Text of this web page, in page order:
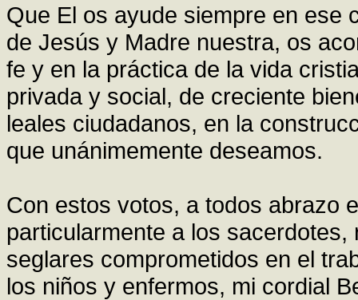
Que El os ayude siempre en ese
de Jesús y Madre nuestra, os
fe y en la práctica de la vida
privada y social, de creciente
leales ciudadanos, en la
que unánimemente deseamos.
Con estos votos, a todos abrazo
particularmente a los
seglares comprometidos en el
los niños y enfermos, mi cordial